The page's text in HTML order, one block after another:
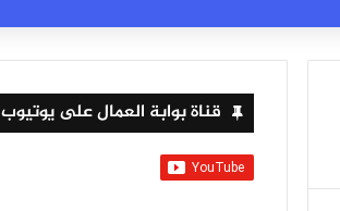
قناة بوابة العمال على يوتيوب